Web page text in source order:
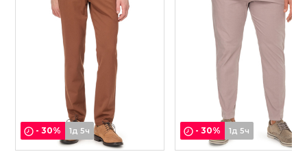
-30% 1д 5ч -30% 1д 5ч